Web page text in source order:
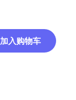
加入购物车